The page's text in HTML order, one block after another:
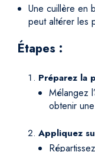
Une cuillère en
peut altérer les
Étapes :
Préparez la
Mélangez
obtenir
Appliquez